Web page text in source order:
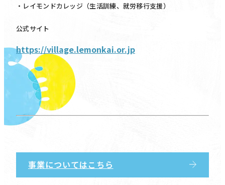
・レイモンドカレッジ（生活訓練、就労移行支援）
公式サイト
https://village.lemonkai.or.jp
事業についてはこちら